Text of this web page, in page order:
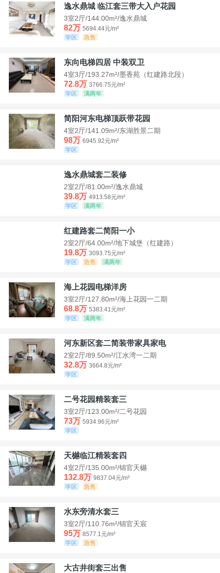
逸水鼎城 临江套三带大入户花园
3室2厅/144.00m²/逸水鼎城
82万 5694.44元/m²
学区
急售
东向电梯四居 中装双卫
4室3厅/193.27m²/墨香苑（红建路北段）
72.8万 3766.75元/m²
学区
满两年
简阳河东电梯顶跃带花园
4室2厅/141.09m²/东湖胜景二期
98万 6945.92元/m²
学区
逸水鼎城套二装修
2室2厅/81.00m²/逸水鼎城
39.8万 4913.58元/m²
学区
满两年
红建路套二简阳一小
2室2厅/64.00m²/地下城堡（红建路）
19.8万 3093.75元/m²
学区
急售 满两年
海上花园电梯洋房
3室2厅/127.80m²/海上花园一二期
68.8万 5383.41元/m²
学区
满两年
河东新区套二简装带家具家电
2室2厅/89.50m²/江水湾一二期
32.8万 3664.8元/m²
学区
二号花园精装套三
3室2厅/123.00m²/二号花园
73万 5934.96元/m²
学区
天樾临江精装套四
4室2厅/135.00m²/锦官天樾
132.8万 9837.04元/m²
学区
急售
水东旁清水套三
3室2厅/110.76m²/锦官天宸
95万 8577.1元/m²
学区
急售
大古井街套三出售